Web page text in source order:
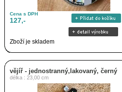
Cena s DPH
127,-
Zboží je skladem
vějíř - jednostranný,lakovaný, černý
délka : 23,00 cm